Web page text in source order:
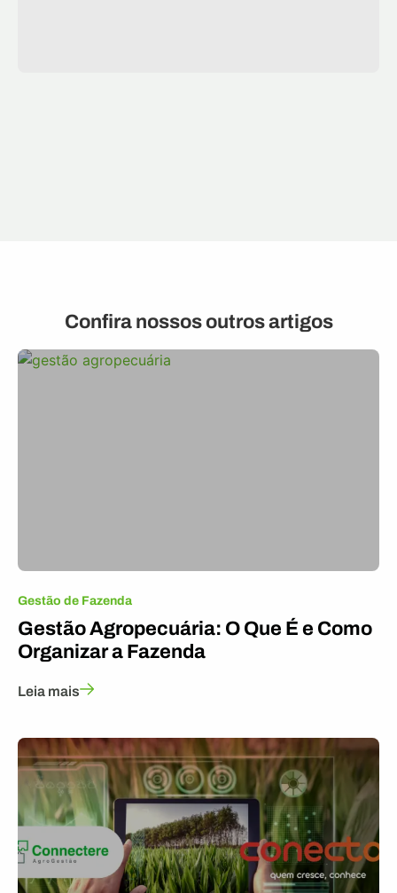
Confira nossos outros artigos
Gestão de Fazenda
Gestão Agropecuária: O Que É e Como
Organizar a Fazenda
Leia mais